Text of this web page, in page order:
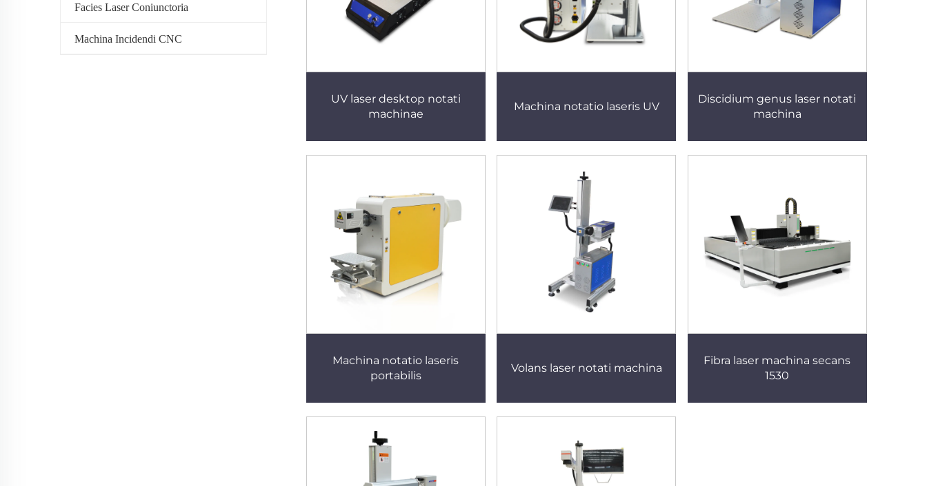
Facies Laser Coniunctoria
Machina Incidendi CNC
UV laser desktop notati
machinae
Machina notatio laseris UV
Discidium genus laser notati
machina
Machina notatio laseris
portabilis
Volans laser notati machina
Fibra laser machina secans
1530